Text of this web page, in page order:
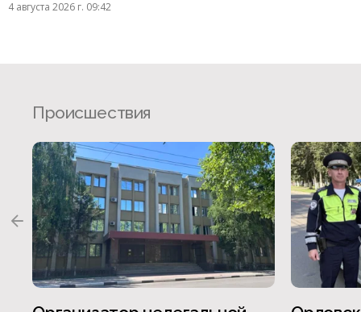
4 августа 2026 г. 09:42
Происшествия